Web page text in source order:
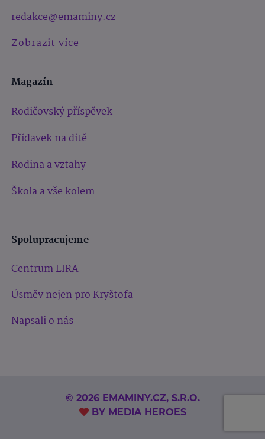
redakce@emaminy.cz
Zobrazit více
Magazín
Rodičovský příspěvek
Přídavek na dítě
Rodina a vztahy
Škola a vše kolem
Spolupracujeme
Centrum LIRA
Úsměv nejen pro Kryštofa
Napsali o nás
© 2026 EMAMINY.CZ, S.R.O.
BY MEDIA HEROES